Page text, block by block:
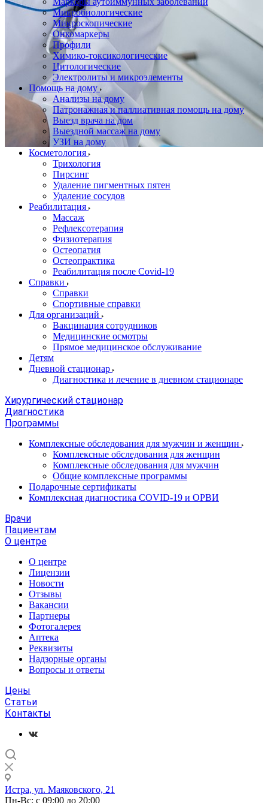
Микробиологические
Микроскопические
Онкомаркеры
Профили
Химико-токсикологические
Цитологические
Электролиты и микроэлементы
Помощь на дому
Анализы на дому
Патронажная и паллиативная помощь на дому
Выезд врача на дом
Выездной массаж на дому
УЗИ на дому
Косметология
Трихология
Пирсинг
Удаление пигментных пятен
Удаление сосудов
Реабилитация
Массаж
Рефлексотерапия
Физиотерапия
Остеопатия
Остеопрактика
Реабилитация после Covid-19
Справки
Справки
Спортивные справки
Для организаций
Вакцинация сотрудников
Медицинские осмотры
Прямое медицинское обслуживание
Детям
Дневной стационар
Диагностика и лечение в дневном стационаре
Хирургический стационар
Диагностика
Программы
Комплексные обследования для мужчин и женщин
Комплексные обследования для женщин
Комплексные обследования для мужчин
Общие комплексные программы
Подарочные сертификаты
Комплексная диагностика COVID-19 и ОРВИ
Врачи
Пациентам
О центре
О центре
Лицензии
Новости
Отзывы
Вакансии
Партнеры
Фотогалерея
Аптека
Реквизиты
Надзорные органы
Вопросы и ответы
Цены
Статьи
Контакты
Истра, ул. Маяковского, 21
Пн-Вс: с 09:00 до 20:00